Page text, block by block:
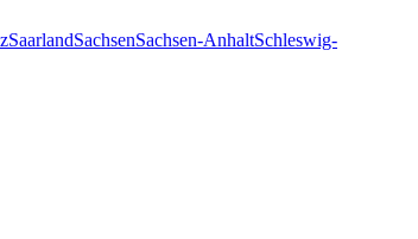
SaarlandSachsenSachsen-AnhaltSchleswig-